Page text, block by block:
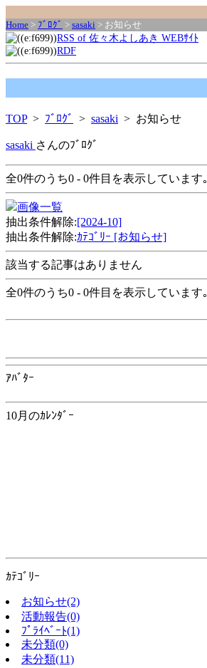
Home > ﾌﾞﾛｸﾞ > sasaki > お知らせ
RSS of 佐々木よしあき WEBｻｲﾄ
RDF
TOP> ﾌﾞﾛｸﾞ > sasaki > お知らせ
sasaki さんのﾌﾞﾛｸﾞ
全0件のうち0 - 0件目を表示しています｡
画像一覧
抽出条件解除:[2024-10]
抽出条件解除:ｶﾃｺﾞﾘｰ [お知らせ]
該当する記事はありません
全0件のうち0 - 0件目を表示しています｡
ｱﾊﾞﾀｰ
10月のｶﾚﾝﾀﾞｰ
ｶﾃｺﾞﾘｰ
お知らせ(2)
活動報告(0)
ﾌﾟﾗｲﾍﾞｰﾄ(1)
未分類(0)
未分類(11)